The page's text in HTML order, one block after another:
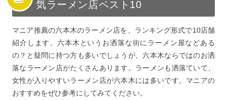
3
六本木でおすすめの人気ラーメン店ランキング第9位：博
多麺房赤のれん
4
六本木でおすすめの人気ラーメン店ランキング第8位：五
行
5
六本木でおすすめの人気ラーメン店ランキング第7位：一
風堂六本木店
6
六本木でおすすめの人気ラーメン店ランキング第6位：麺
気ラーメン店ベスト10
マニア推薦の六本木のラーメン店を、ランキング形式で10店舗
紹介します。六本木というお洒落な街にラーメン屋などある
の？と疑問に持つ方も多いでしょうが、六本木ならではのお洒
落なラーメン店がたくさんあります。ラーメンも洒落ていて、
女性が入りやすいラーメン店が六本木には多いです。マニアの
おすすめをぜひ参考にしてみてください。